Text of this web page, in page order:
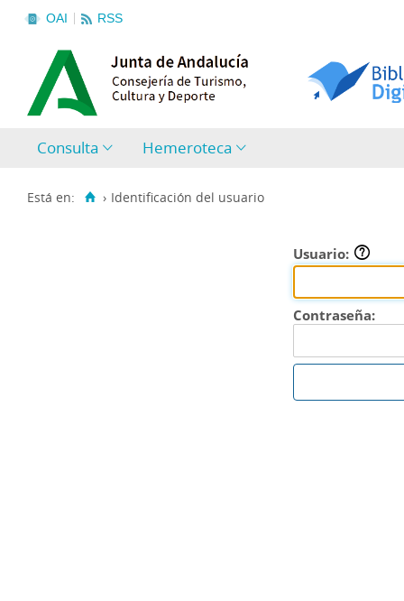
OAI RSS
Consulta Hemeroteca
Está en: › Identificación del usuario
Usuario:
Contraseña: